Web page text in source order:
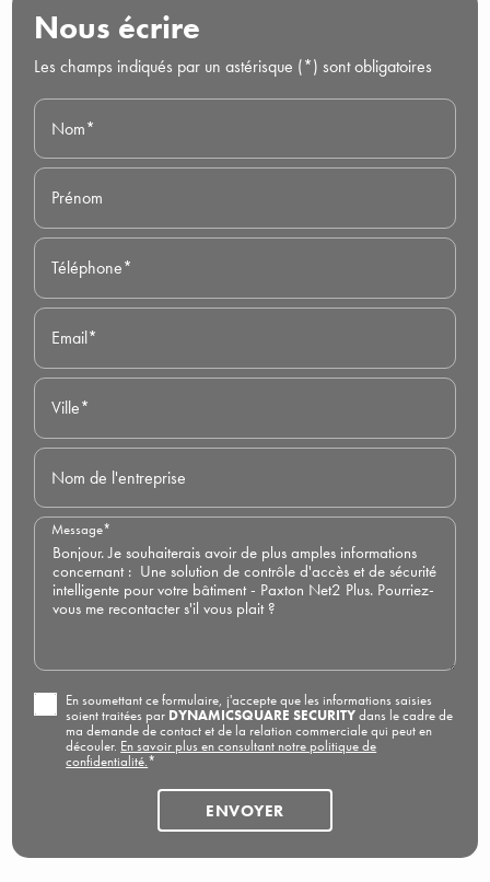
Nous écrire
Les champs indiqués par un astérisque (*) sont obligatoires
Nom*
Prénom
Téléphone*
Email*
Ville*
Nom de l'entreprise
Message*
En soumettant ce formulaire, j'accepte que les informations saisies
soient traitées par DYNAMICSQUARE SECURITYdans le cadre de
ma demande de contact et de la relation commerciale qui peut en
découler. En savoir plus en consultant notre politique de
confidentialité.*